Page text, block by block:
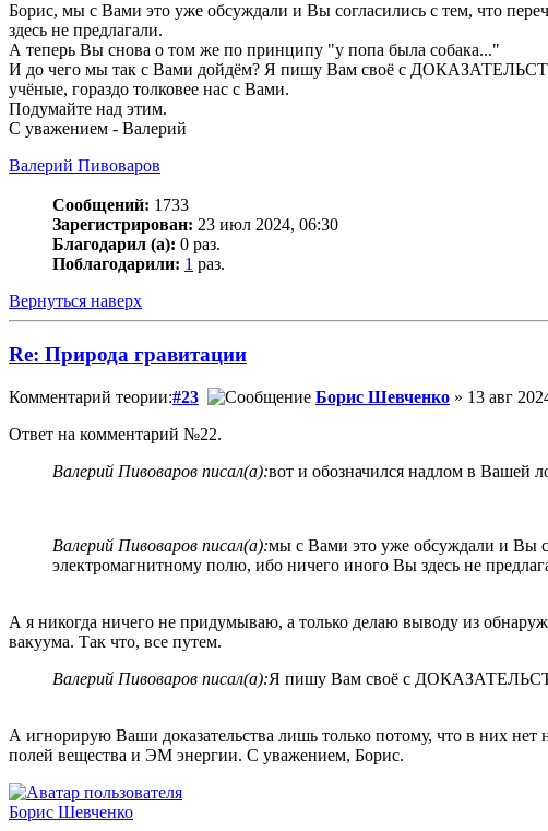
Борис, мы с Вами это уже обсуждали и Вы согласились с тем, что
здесь не предлагали.
А теперь Вы снова о том же по принципу "у попа была собака..."
И до чего мы так с Вами дойдём? Я пишу Вам своё с
учёные, гораздо толковее нас с Вами.
Подумайте над этим.
С уважением - Валерий
Валерий Пивоваров
Сообщений: 1733
Зарегистрирован: 23 июл 2024, 06:30
Благодарил (а): 0 раз.
Поблагодарили: 1 раз.
Вернуться наверх
Re: Природа гравитации
Комментарий теории:#23 Борис Шевченко » 13 авг
Ответ на комментарий №22.
Валерий Пивоваров писал(а):вот и обозначился надлом в Вашей
Валерий Пивоваров писал(а):мы с Вами это уже обсуждали и Вы
электромагнитному полю, ибо ничего иного Вы здесь не
А я никогда ничего не придумываю, а только делаю выводу из
вакуума. Так что, все путем.
Валерий Пивоваров писал(а):Я пишу Вам своё с
А игнорирую Ваши доказательства лишь только потому, что в них
полей вещества и ЭМ энергии. С уважением, Борис.
Борис Шевченко